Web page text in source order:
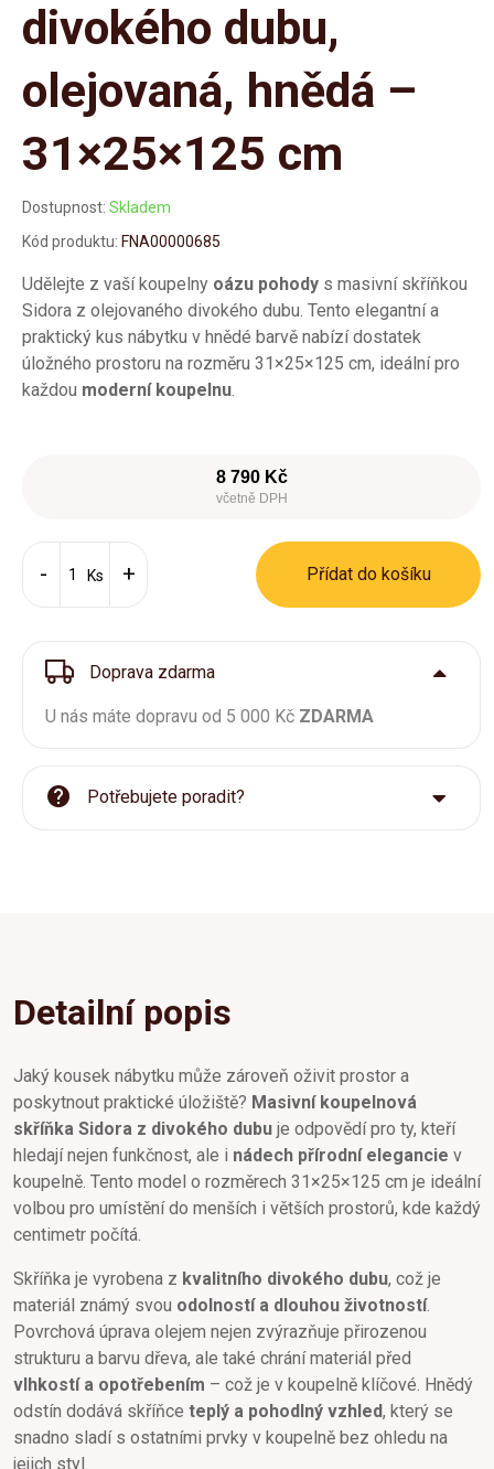
divokého dubu,
olejovaná, hnědá –
31×25×125 cm
Dostupnost: Skladem
Kód produktu: FNA00000685
Udělejte z vaší koupelny oázu pohody s masivní skříňkou
Sidora z olejovaného divokého dubu. Tento elegantní a
praktický kus nábytku v hnědé barvě nabízí dostatek
úložného prostoru na rozměru 31×25×125 cm, ideální pro
každou moderní koupelnu.
8 790 Kč
včetně DPH
Ks Přídat do košíku
Doprava zdarma
U nás máte dopravu od 5 000 Kč ZDARMA
Potřebujete poradit?
Detailní popis
Jaký kousek nábytku může zároveň oživit prostor a
poskytnout praktické úložiště? Masivní koupelnová
skříňka Sidora z divokého dubu je odpovědí pro ty, kteří
hledají nejen funkčnost, ale i nádech přírodní elegancie v
koupelně. Tento model o rozměrech 31×25×125 cm je ideální
volbou pro umístění do menších i větších prostorů, kde každý
centimetr počítá.
Skříňka je vyrobena z kvalitního divokého dubu, což je
materiál známý svou odolností a dlouhou životností.
Povrchová úprava olejem nejen zvýrazňuje přirozenou
strukturu a barvu dřeva, ale také chrání materiál před
vlhkostí a opotřebením – což je v koupelně klíčové. Hnědý
odstín dodává skříňce teplý a pohodlný vzhled, který se
snadno sladí s ostatními prvky v koupelně bez ohledu na
jejich styl.